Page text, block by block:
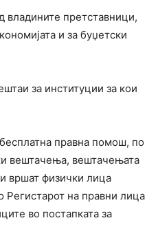
владините претставници,
и за буџетски
за институции за кои
правна помош, по
вештачења, вештачењата
вршат физички лица
Регистарот на правни лица
во постапката за